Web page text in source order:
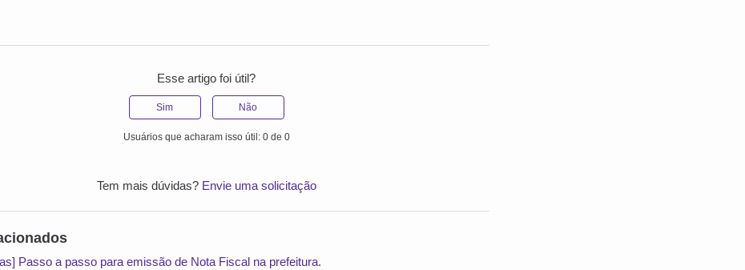
Esse artigo foi útil?
Sim Não
Usuários que acharam isso útil: 0 de 0
Tem mais dúvidas? Envie uma solicitação
Passo a passo para emissão de Nota Fiscal na prefeitura.